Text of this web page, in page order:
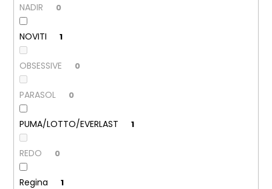
NADIR 0
NOVITI 1
OBSESSIVE 0
PARASOL 0
PUMA/LOTTO/EVERLAST 1
REDO 0
Regina 1